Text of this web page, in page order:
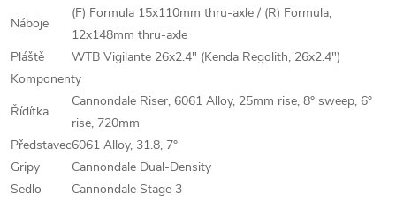
Náboje
(F) Formula 15x110mm thru-axle / (R) Formula,
12x148mm thru-axle
Pláště
WTB Vigilante 26x2.4" (Kenda Regolith, 26x2.4")
Komponenty
Řídítka
Cannondale Riser, 6061 Alloy, 25mm rise, 8° sweep, 6°
rise, 720mm
Představec6061 Alloy, 31.8, 7°
Gripy
Cannondale Dual-Density
Sedlo
Cannondale Stage 3